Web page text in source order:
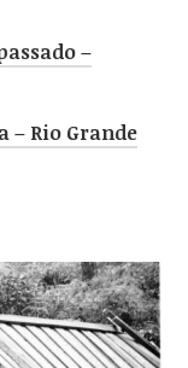
–
– Rio Grande